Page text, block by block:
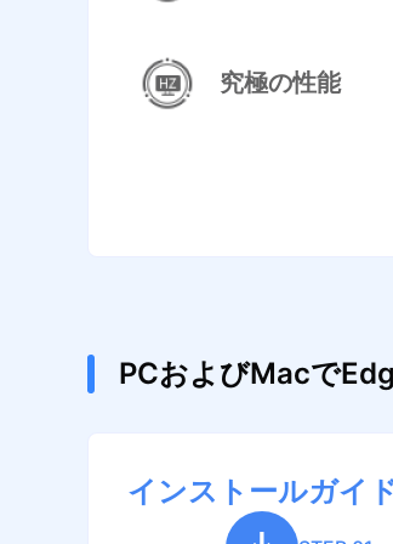
究極の性能
PCおよびMacで
インストールガイ